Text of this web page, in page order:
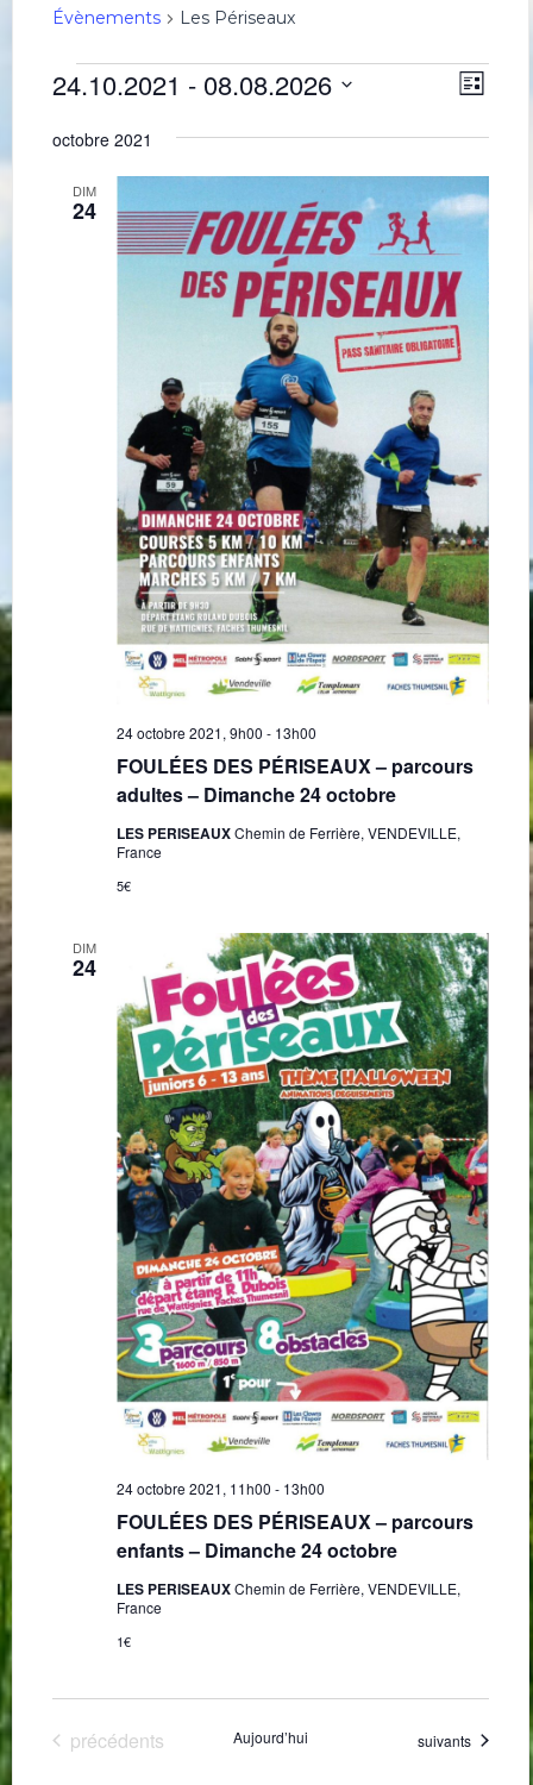
Évènements Les Périseaux
Évènements
vues
Liste
24.10.2021 - 08.08.2026
date.
octobre 2021
DIM
24
FOULÉES DES PÉRISEAUX – parcours
adultes – Dimanche 24 octobre
24 octobre 2021, 9h00 - 13h00
LES PERISEAUXChemin de Ferrière, VENDEVILLE,
France
5€
DIM
24
FOULÉES DES PÉRISEAUX – parcours
enfants – Dimanche 24 octobre
24 octobre 2021, 11h00 - 13h00
LES PERISEAUXChemin de Ferrière, VENDEVILLE,
France
1€
Évènements
précédents Aujourd’hui Évènements
suivants